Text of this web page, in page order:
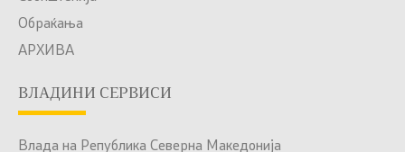
Обраќања
АРХИВА
ВЛАДИНИ СЕРВИСИ
Влада на Република Северна Македонија